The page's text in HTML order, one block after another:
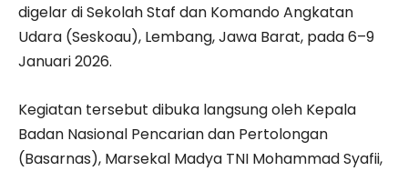
digelar di Sekolah Staf dan Komando Angkatan
Udara (Seskoau), Lembang, Jawa Barat, pada 6–9
Januari 2026.
Kegiatan tersebut dibuka langsung oleh Kepala
Badan Nasional Pencarian dan Pertolongan
(Basarnas), Marsekal Madya TNI Mohammad Syafii,